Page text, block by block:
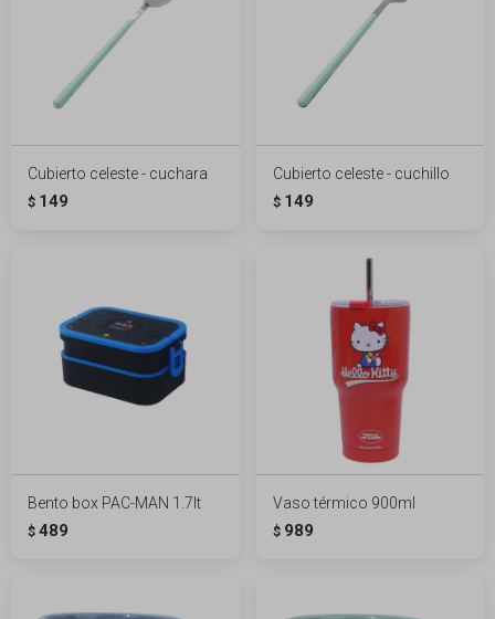
Cubierto celeste - cuchara
$ 149
Cubierto celeste - cuchillo
$ 149
Bento box PAC-MAN 1.7lt
$ 489
Vaso térmico 900ml
$ 989